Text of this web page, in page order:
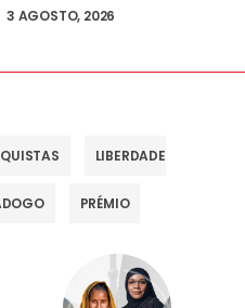
3 AGOSTO, 2026
LIBERDADE
PRÉMIO